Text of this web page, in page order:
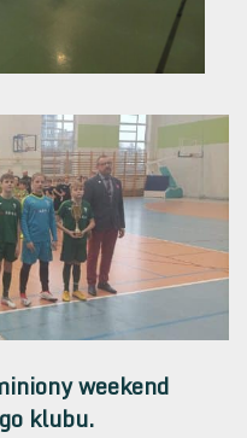
weekend
klubu.